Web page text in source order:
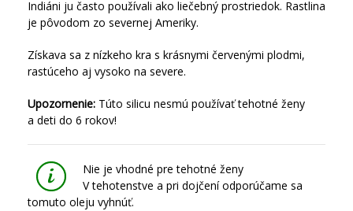
Indiáni ju často používali ako liečebný prostriedok. Rastlina
je pôvodom zo severnej Ameriky.
Získava sa z nízkeho kra s krásnymi červenými plodmi,
rastúceho aj vysoko na severe.
Upozornenie: Túto silicu nesmú používať tehotné ženy
a deti do 6 rokov!
Nie je vhodné pre tehotné ženy
V tehotenstve a pri dojčení odporúčame sa
tomuto oleju vyhnúť.